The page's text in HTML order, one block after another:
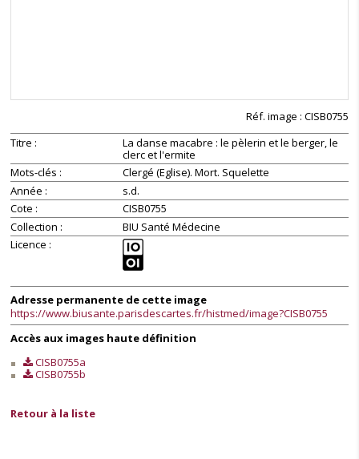
open [object
attempting to
load
TileSource
open [object
Object]: HTTP 0
attempting to
load
TileSource
Réf. image : CISB0755
Titre
La danse macabre : le pèlerin et le berger, le
clerc et l'ermite
Mots-clés
Clergé (Eglise). Mort. Squelette
Année
s.d.
Cote
CISB0755
Collection
BIU Santé Médecine
Licence
Adresse permanente de cette image
https://www.biusante.parisdescartes.fr/histmed/image?CISB0755
Accès aux images haute définition
CISB0755a
CISB0755b
Retour à la liste